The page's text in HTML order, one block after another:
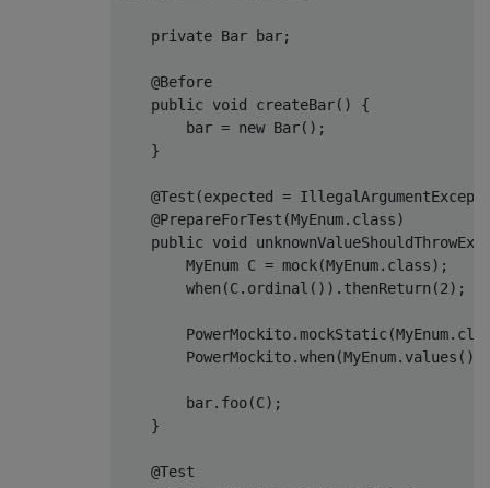
private Bar bar;
@Before
public
void createBar()
{
        bar =
new Bar();
    }
@Test(expected =
@PrepareForTest(MyEnum.class)
public
void
        MyEnum C = mock(MyEnum.class);
        when(C.ordinal()).thenReturn(
2);
        bar.foo(C);
    }
@Test